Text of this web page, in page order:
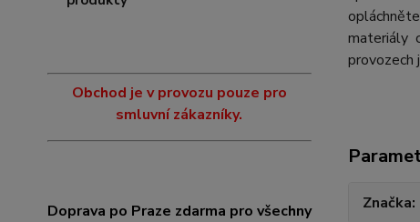
Obchod je v provozu pouze pro
smluvní zákazníky.
Doprava po Praze zdarma pro všechny
materiály
provozech
Značka